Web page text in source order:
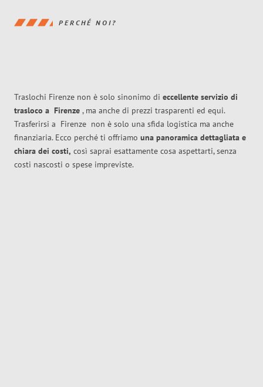
PERCHÉ NOI?
Traslochi Firenze non è solo sinonimo di eccellente servizio di
trasloco a Firenze , ma anche di prezzi trasparenti ed equi.
Trasferirsi a Firenze non è solo una sfida logistica ma anche
finanziaria. Ecco perché ti offriamo una panoramica dettagliata e
chiara dei costi, così saprai esattamente cosa aspettarti, senza
costi nascosti o spese impreviste.